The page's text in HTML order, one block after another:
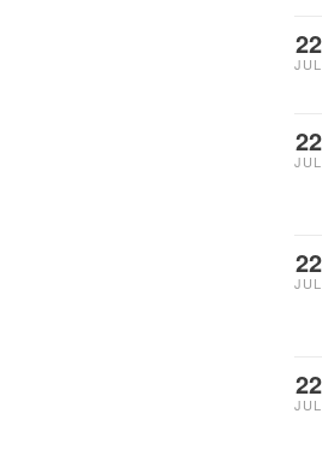
22
JUL
22
JUL
22
JUL
22
JUL